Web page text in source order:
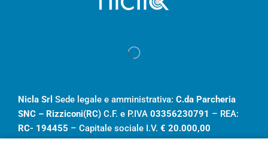
Nicla Srl Sede legale e amministrativa: C.da Parcheria
SNC – Rizziconi(RC) C.F. e P.IVA 03356230791 – REA:
RC- 194455 – Capitale sociale I.V. € 20.000,00